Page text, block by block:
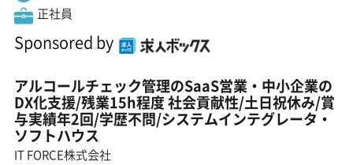
正社員
Sponsored by
アルコールチェック管理のSaaS営業・中小企業の
DX化支援/残業15h程度 社会貢献性/土日祝休み/賞
与実績年2回/学歴不問/システムインテグレータ・
ソフトハウス
IT FORCE株式会社